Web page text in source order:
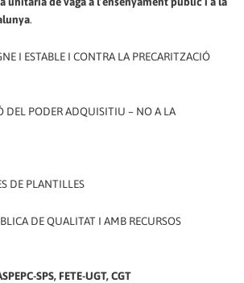
.
I ESTABLE I CONTRA LA PRECARITZACIÓ
DEL PODER ADQUISITIU – NO A LA
DE PLANTILLES
DE QUALITAT I AMB RECURSOS
SPS, FETE-UGT, CGT